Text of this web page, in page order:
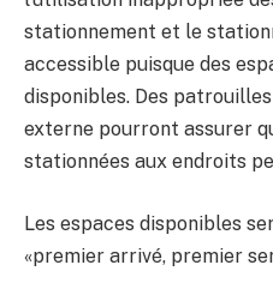
stationnement et le
accessible puisque des
disponibles. Des
externe pourront assurer
stationnées aux endroits
Les espaces disponibles
«premier arrivé, premier